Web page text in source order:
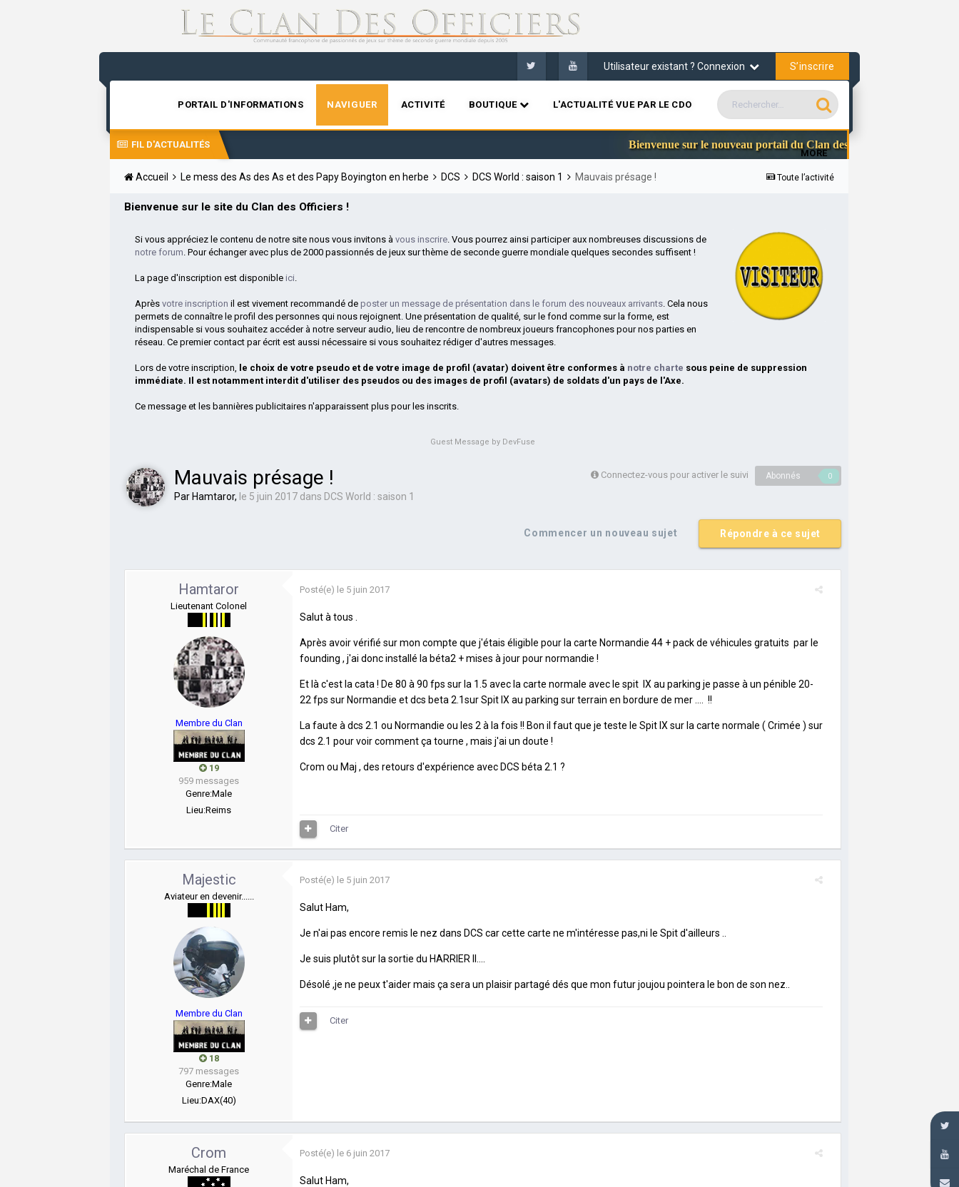
Utilisateur existant ? Connexion S’inscrire
PORTAIL D'INFORMATIONS NAVIGUER ACTIVITÉ BOUTIQUE L'ACTUALITÉ VUE PAR LE CDO
MORE
FIL D'ACTUALITÉS Bienvenue sur le nouveau portail du Clan des Officiers
Toute l’activité
Accueil Le mess des As des As et des Papy Boyington en herbe DCS DCS World : saison 1 Mauvais présage !
Bienvenue sur le site du Clan des Officiers !
Si vous appréciez le contenu de notre site nous vous invitons àvous inscrire . Vous pourrez ainsi participer aux nombreuses discussions de
notre forum . Pour échanger avec plus de 2000 passionnés de jeux sur thème de seconde guerre mondiale quelques secondes suffisent !
La page d'inscription est disponible ici
Aprèsvotre inscription il est vivement recommandé de poster un message de présentation dans le forum des nouveaux arrivants . Cela nous
permets de connaître le profil des personnes qui nous rejoignent. Une présentation de qualité, sur le fond comme sur la forme, est
indispensable si vous souhaitez accéder à notre serveur audio, lieu de rencontre de nombreux joueurs francophones pour nos parties en
réseau. Ce premier contact par écrit est aussi nécessaire si vous souhaitez rédiger d'autres messages.
Lors de votre inscription, le choix de votre pseudo et de votre image de profil (avatar) doivent être conformes à notre charte sous peine de suppression
immédiate. Il est notamment interdit d'utiliser des pseudos ou des images de profil (avatars) de soldats d'un pays de l'Axe.
Ce message et les bannières publicitaires n'apparaissent plus pour les inscrits.
Guest Message by DevFuse
Connectez-vous pour activer le suivi Abonnés 0
Mauvais présage !
Par Hamtaror, le 5 juin 2017 dans DCS World : saison 1
Répondre à ce sujet
Commencer un nouveau sujet
Hamtaror
Lieutenant Colonel
Membre du Clan
19
959 messages
Genre:Male
Lieu:Reims
Posté(e) le 5 juin 2017
Salut à tous .
Après avoir vérifié sur mon compte que j'étais éligible pour la carte Normandie 44 + pack de véhicules gratuits par le
founding , j'ai donc installé la béta2 + mises à jour pour normandie !
Et là c'est la cata ! De 80 à 90 fps sur la 1.5 avec la carte normale avec le spit IX au parking je passe à un pénible 20-
22 fps sur Normandie et dcs beta 2.1sur Spit IX au parking sur terrain en bordure de mer .... !!
La faute à dcs 2.1 ou Normandie ou les 2 à la fois !! Bon il faut que je teste le Spit IX sur la carte normale ( Crimée ) sur
dcs 2.1 pour voir comment ça tourne , mais j'ai un doute !
Crom ou Maj , des retours d'expérience avec DCS béta 2.1 ?
Citer
Majestic
Aviateur en devenir......
Membre du Clan
18
797 messages
Genre:Male
Lieu:DAX(40)
Posté(e) le 5 juin 2017
Salut Ham,
Je n'ai pas encore remis le nez dans DCS car cette carte ne m'intéresse pas,ni le Spit d'ailleurs ..
Je suis plutôt sur la sortie du HARRIER II....
Désolé ,je ne peux t'aider mais ça sera un plaisir partagé dés que mon futur joujou pointera le bon de son nez..
Citer
Crom
Maréchal de France
Posté(e) le 6 juin 2017
Salut Ham,